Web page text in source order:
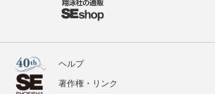
ヘルプ
著作権・リンク